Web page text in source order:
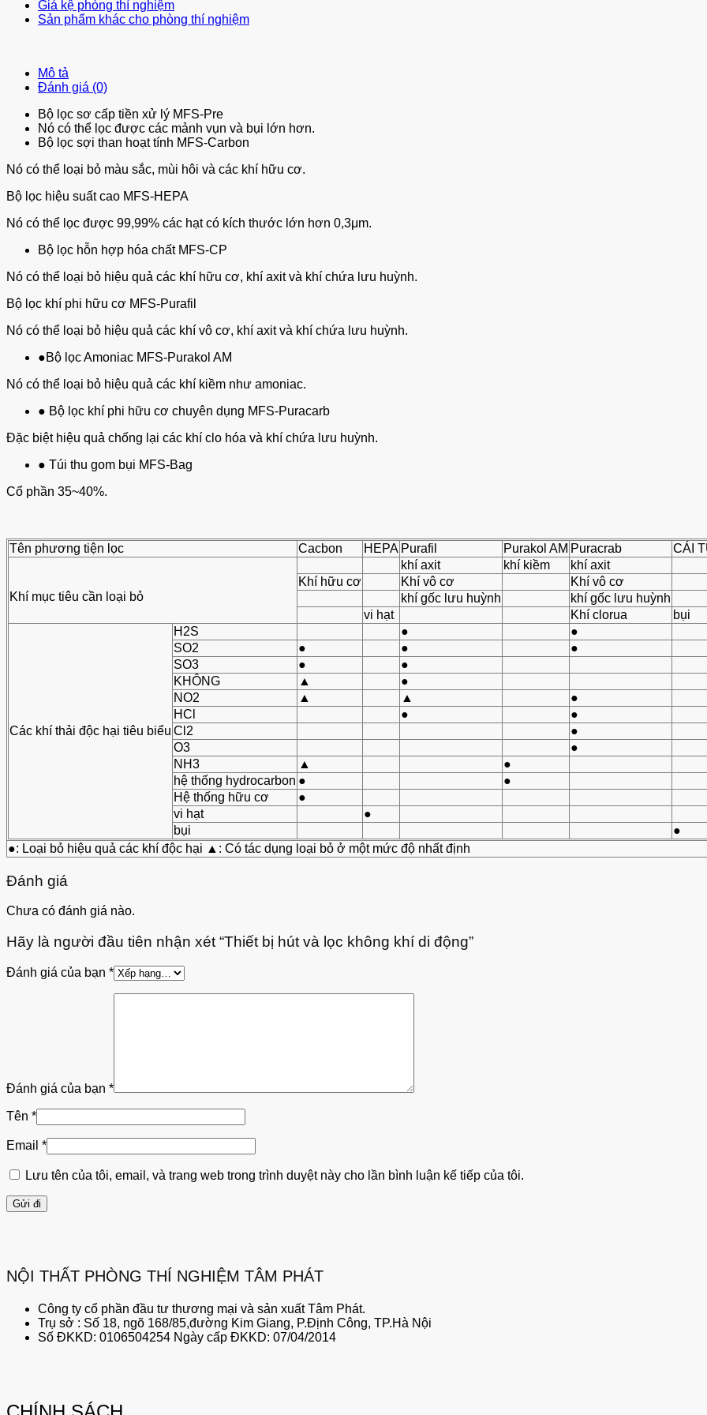
Giá kệ phòng thí nghiệm
Sản phẩm khác cho phòng thí nghiệm
Mô tả
Đánh giá (0)
Bộ lọc sơ cấp tiền xử lý MFS-Pre
Nó có thể lọc được các mảnh vụn và bụi lớn hơn.
Bộ lọc sợi than hoạt tính MFS-Carbon
Nó có thể loại bỏ màu sắc, mùi hôi và các khí hữu cơ.
Bộ lọc hiệu suất cao MFS-HEPA
Nó có thể lọc được 99,99% các hạt có kích thước lớn hơn 0,3μm.
Bộ lọc hỗn hợp hóa chất MFS-CP
Nó có thể loại bỏ hiệu quả các khí hữu cơ, khí axit và khí chứa lưu huỳnh.
Bộ lọc khí phi hữu cơ MFS-Purafil
Nó có thể loại bỏ hiệu quả các khí vô cơ, khí axit và khí chứa lưu huỳnh.
●Bộ lọc Amoniac MFS-Purakol AM
Nó có thể loại bỏ hiệu quả các khí kiềm như amoniac.
● Bộ lọc khí phi hữu cơ chuyên dụng MFS-Puracarb
Đặc biệt hiệu quả chống lại các khí clo hóa và khí chứa lưu huỳnh.
● Túi thu gom bụi MFS-Bag
Cổ phần 35~40%.
Tên phương tiện lọc Cacbon HEPA Purafil Purakol AM Puracrab CÁI
Khí mục tiêu cần loại bỏ
khí axit khí kiềm
khí axit
Khí hữu cơ
Khí vô cơ
Khí vô cơ
khí gốc lưu huỳnh
khí gốc lưu huỳnh
vi hạt
Khí clorua bụi
Các khí thải độc hại tiêu biểu
H2S ●
●
SO2
● ●
●
SO3
●
●
KHÔNG
▲
●
NO2
▲ ▲
●
HCl
●
●
Cl2
●
O3
●
NH3
▲
●
hệ thống hydrocarbon ●
●
Hệ thống hữu cơ
●
vi hạt
●
bụi
●
●: Loại bỏ hiệu quả các khí độc hại ▲: Có tác dụng loại bỏ ở một mức độ nhất định
Đánh giá
Chưa có đánh giá nào.
Hãy là người đầu tiên nhận xét “Thiết bị hút và lọc không khí di động”
Đánh giá của bạn *
Đánh giá của bạn *
Tên *
Email *
Lưu tên của tôi, email, và trang web trong trình duyệt này cho lần bình luận kế tiếp của tôi.
NỘI THẤT PHÒNG THÍ NGHIỆM TÂM PHÁT
Công ty cổ phần đầu tư thương mại và sản xuất Tâm Phát.
Trụ sở : Số 18, ngõ 168/85,đường Kim Giang, P.Định Công, TP.Hà Nội
Số ĐKKD: 0106504254 Ngày cấp ĐKKD: 07/04/2014